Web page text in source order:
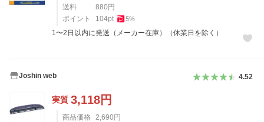
送料
880 円
ポイント
104pt 5%
1〜2日以内に発送（メーカー在庫）（休業日を除く）
Joshin web 4.52
実質 3,118円
商品価格 2,690 円